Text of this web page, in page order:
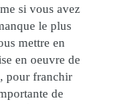
si vous avez
le plus
mettre en
en oeuvre de
pour franchir
de